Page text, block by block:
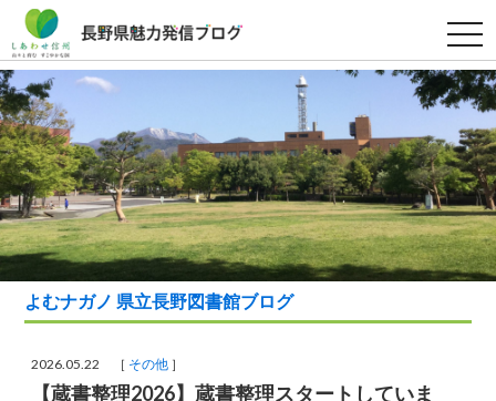
t
o
g
g
l
n
a
v
i
g
a
t
i
o
n
よむナガノ 県立長野図書館ブログ
2026.05.22 ［ その他 ］
【蔵書整理2026】蔵書整理スタートしていま